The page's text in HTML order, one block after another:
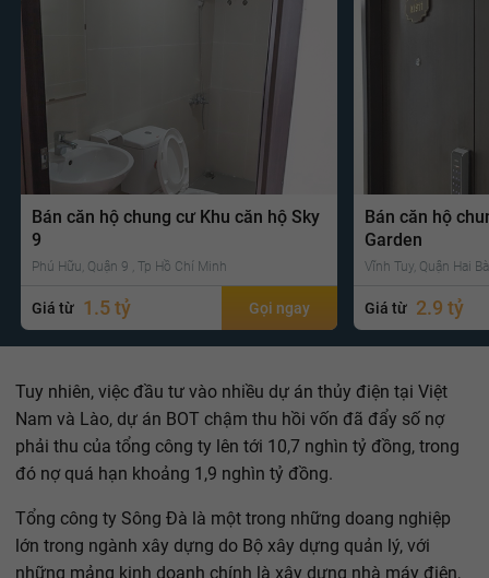
Bán căn hộ chung cư Khu căn hộ Sky
9
Phú Hữu, Quận 9 , Tp Hồ Chí Minh
Giá từ 1.5 tỷ Gọi ngay
Bán căn hộ
Garden
Vĩnh Tuy, Quận Hai
Giá từ 2.9 tỷ
Tuy nhiên, việc đầu tư vào nhiều dự án thủy điện tại Việt
Nam và Lào, dự án BOT chậm thu hồi vốn đã đẩy số nợ
phải thu của tổng công ty lên tới 10,7 nghìn tỷ đồng, trong
đó nợ quá hạn khoảng 1,9 nghìn tỷ đồng.
Tổng công ty Sông Đà là một trong những doang nghiệp
lớn trong ngành xây dựng do Bộ xây dựng quản lý, với
những mảng kinh doanh chính là xây dựng nhà máy điện,